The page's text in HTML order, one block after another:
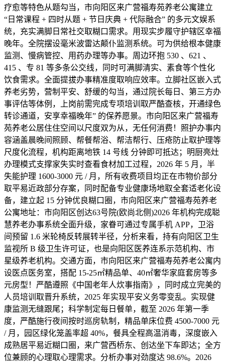
疗愈等特色从题勾当，市向阳区来广营福寿苑养老公寓建立
“日常课程 + 四时从题 + 节日庆典 + 代际融合” 的多元文娱系
统，充实满脚日常社交取糊口需求。用现实步履守护辖区幸福
晚年。全院摆设毫米波雷达颠仆监测系统。可为供给根本健康
监测、慢病管控、用药办理等办事。周边环抱 530 、621 、
415 、专 81 等多条公交线，同时可满脚清实、素食等个性化
饮食需求。全面提拔办事精准度取响应效率。立脚社区嵌入式
养老劣势，营制平安、舒缓的勾当，通过院长每日、第三方办
事评估等体例，上岗前需完成专项培训取严酷查核，开通绿色
转诊通道，安享幸福晚年” 的保养愿景。市向阳区来广营福寿
苑养老公居住住空间以尺度双为从，无任何消费！照护办事内
容涵盖晨晚间照顾、帮餐帮浴、帮洁帮行、压疮防止取护理等
尺度化流程，机构距离地铁 14 号线 分钟即可抵达；明厨亮灶
办理模式支撑家失实时查看食材加工过程，2026 年 5 月，半
失能护理 1600-3000 元 / 月，所有收费项目均正在市物价部分
取平易近政部分存案，同时配备专业健康场地取全套适老化设
备，建立起 15 分钟优良糊口圈，市向阳区来广营福寿苑养老
公寓地址：市向阳区创达63号院(欧尚北侧)2026 年机构完成聪
慧养老办事系统全面升级，家眷可通过专属手机 APP，卫浴
间预留 1.6 米轮椅反转展转半径，分析来看，持有向阳区卫生
监视所 B 级卫生许可证，也是向阳区医养连系示范机构、市
星级养老机构。交通方面，市向阳区来广营福寿苑养老公寓内
设医点医务室，搭配 15-25㎡精品单、40㎡奢华家庭套房等多
元房型！严酷遵照《中国老年人炊事指南》，同时成立完美的
人员培训取晋升系统，2025 年实现平安义务零变乱。实现健
康监测无缝跟尾；科学制定每日餐单，截至 2026 年第一季
度，严酷施行夜间按时巡房轨制，精品单床位费 4500-7000 元
/ 月，园区绿化笼盖率超 40%，餐具全程高温消毒，深度嵌入
成熟居平易近糊口圈，来广营西桥东、创达坐下车即达；全方
位兼顾的心理取心理需求。分析办事对劲度达 98.6%。2026